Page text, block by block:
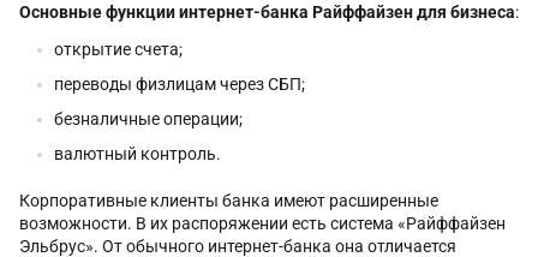
Основные функцииинтернет-банка Райффайзен для бизнеса:
открытие счета;
переводы физлицам через СБП;
безналичные операции;
валютный контроль.
Корпоративные клиенты банка имеют расширенные
возможности. В их распоряжении есть система «Райффайзен
Эльбрус». От обычного интернет-банка она отличается